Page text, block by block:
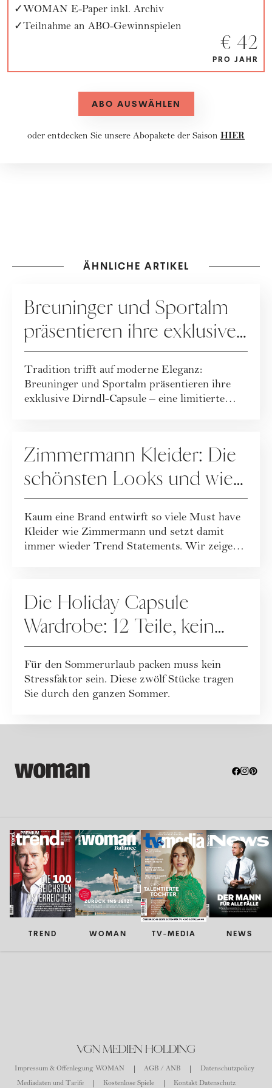
WOMAN E-Paper inkl. Archiv
Teilnahme an ABO-Gewinnspielen
€ 42
PRO JAHR
ABO AUSWÄHLEN
oder entdecken Sie unsere Abopakete der Saison HIER
ÄHNLICHE ARTIKEL
Breuninger und Sportalm
präsentieren ihre exklusive
Dirndl-Capsule!
Tradition trifft auf moderne Eleganz:
Breuninger und Sportalm präsentieren ihre
exklusive Dirndl-Capsule – eine limitierte
Zimmermann Kleider: Die
schönsten Looks und wie
Sie sie stilvoll kombinieren
Kaum eine Brand entwirft so viele Must have
Kleider wie Zimmermann und setzt damit
immer wieder Trend Statements. Wir zeigen
Die Holiday Capsule
Wardrobe: 12 Teile, kein
Übergepäck + Checkliste
zum Download
Für den Sommerurlaub packen muss kein
Stressfaktor sein. Diese zwölf Stücke tragen
Sie durch den ganzen Sommer.
TREND WOMAN TV-MEDIA NEWS
VGN MEDIEN HOLDING
Impressum & Offenlegung WOMAN AGB / ANB
Datenschutzpolicy
Mediadaten und Tarife
Kostenlose Spiele Kontakt Datenschutz